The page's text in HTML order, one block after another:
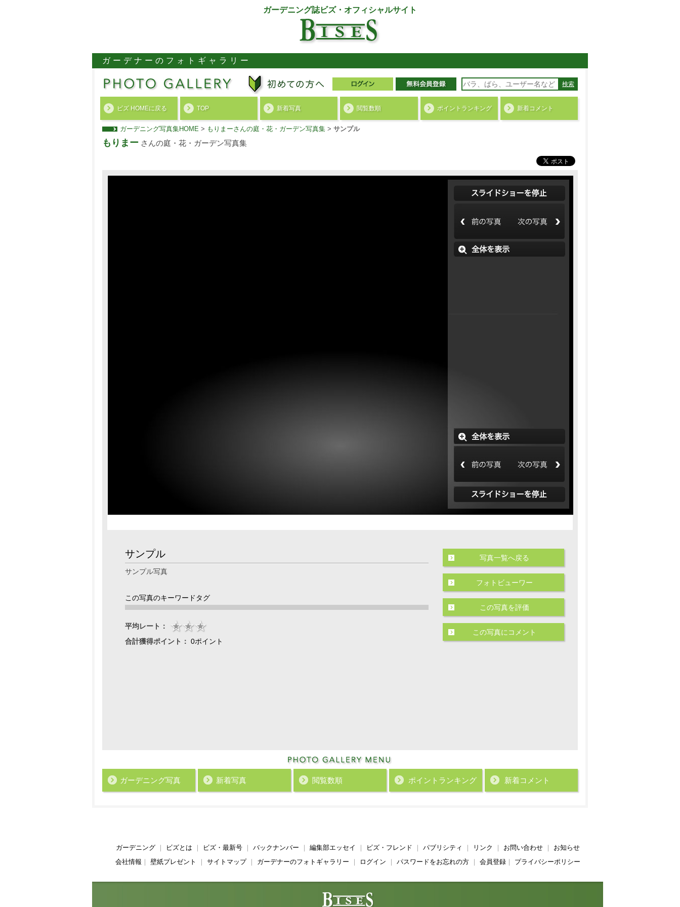
ガーデニング誌ビズ・オフィシャルサイト
ガーデナーのフォトギャラリー
検索
ビズ HOMEに戻る TOP 新着写真 閲覧数順 ポイント ランキング 新着コメント
ガーデニング写真集HOME > もりまーさんの庭・花・ガーデン写真集 > サンプル
もりまー さんの庭・花・ガーデン写真集
サンプル
サンプル写真
この写真のキーワードタグ
平均レート：
合計獲得ポイント： 0ポイント
写真一覧へ戻る
フォトビューワー
この写真を評価
この写真にコメント
ガーデニング写真 新着写真 閲覧数順 ポイント ランキング 新着コメント
ガーデニング｜ ビズとは ビズ・最新号｜ バックナンバー 編集部エッセイ ビズ・フレンド パブリシティ リンク お問い合わせ｜ お知らせ
会社情報
壁紙プレゼント サイトマップ｜ ガーデナーのフォトギャラリー ログイン パスワードをお忘れの方｜ 会員登録｜ プライバシーポリシー